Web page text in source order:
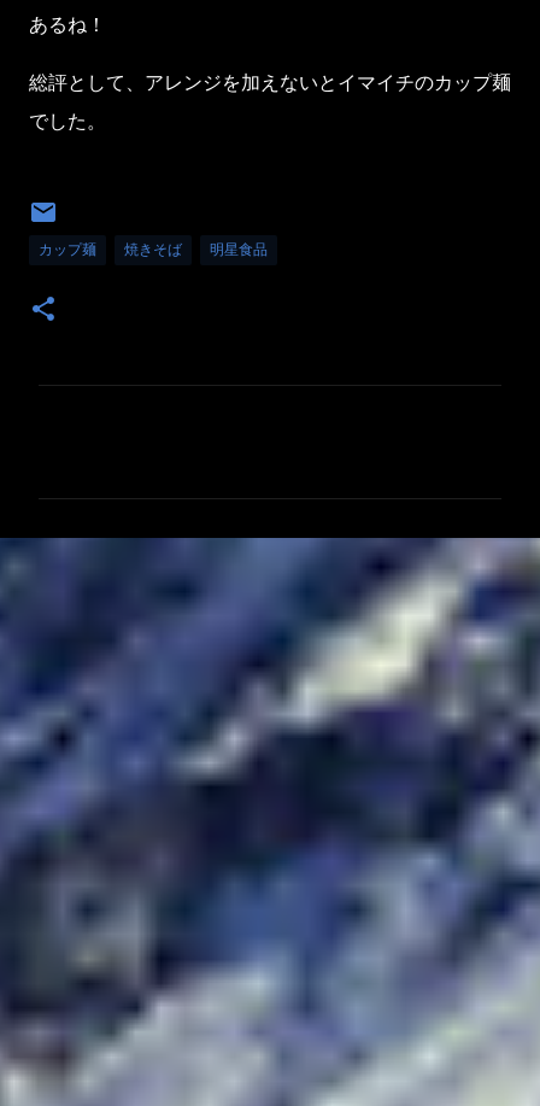
あるね！
総評として、アレンジを加えないとイマイチのカップ麺
でした。
カップ麺 焼きそば 明星食品